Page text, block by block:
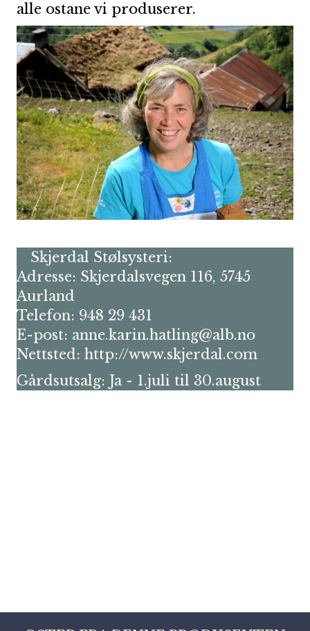
alle ostane vi produserer.
Skjerdal Stølsysteri:
Adresse: Skjerdalsvegen 116, 5745
Aurland
Telefon: 948 29 431
E-post: anne.karin.hatling@alb.no
Nettsted: http://www.skjerdal.com
Gårdsutsalg: Ja - 1.juli til 30.august